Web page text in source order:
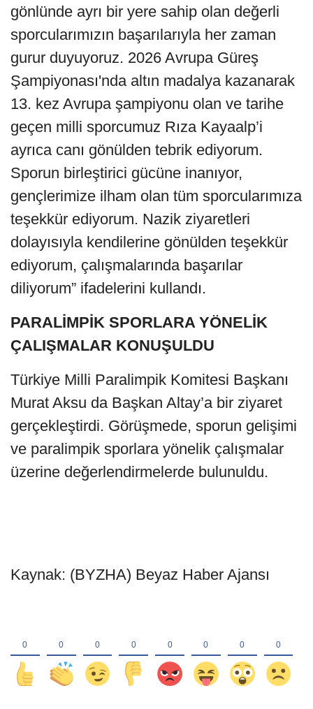
gönlünde ayrı bir yere sahip olan değerli
sporcularımızın başarılarıyla her zaman
gurur duyuyoruz. 2026 Avrupa Güreş
Şampiyonası'nda altın madalya kazanarak
13. kez Avrupa şampiyonu olan ve tarihe
geçen milli sporcumuz Rıza Kayaalp’i
ayrıca canı gönülden tebrik ediyorum.
Sporun birleştirici gücüne inanıyor,
gençlerimize ilham olan tüm sporcularımıza
teşekkür ediyorum. Nazik ziyaretleri
dolayısıyla kendilerine gönülden teşekkür
ediyorum, çalışmalarında başarılar
diliyorum” ifadelerini kullandı.
PARALİMPİK SPORLARA YÖNELİK
ÇALIŞMALAR KONUŞULDU
Türkiye Milli Paralimpik Komitesi Başkanı
Murat Aksu da Başkan Altay’a bir ziyaret
gerçekleştirdi. Görüşmede, sporun gelişimi
ve paralimpik sporlara yönelik çalışmalar
üzerine değerlendirmelerde bulunuldu.
Kaynak: (BYZHA) Beyaz Haber Ajansı